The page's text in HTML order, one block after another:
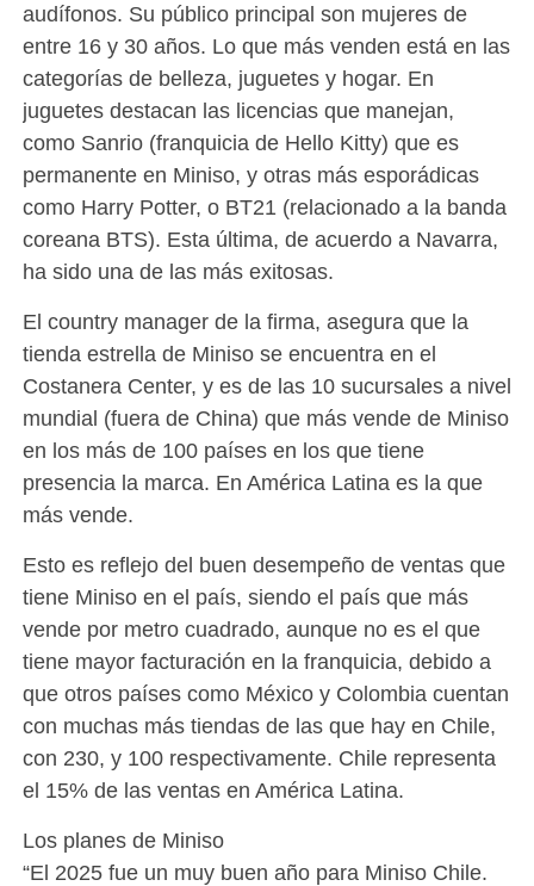
audífonos. Su público principal son mujeres de
entre 16 y 30 años. Lo que más venden está en las
categorías de belleza, juguetes y hogar. En
juguetes destacan las licencias que manejan,
como Sanrio (franquicia de Hello Kitty) que es
permanente en Miniso, y otras más esporádicas
como Harry Potter, o BT21 (relacionado a la banda
coreana BTS). Esta última, de acuerdo a Navarra,
ha sido una de las más exitosas.
El country manager de la firma, asegura que la
tienda estrella de Miniso se encuentra en el
Costanera Center, y es de las 10 sucursales a nivel
mundial (fuera de China) que más vende de Miniso
en los más de 100 países en los que tiene
presencia la marca. En América Latina es la que
más vende.
Esto es reflejo del buen desempeño de ventas que
tiene Miniso en el país, siendo el país que más
vende por metro cuadrado, aunque no es el que
tiene mayor facturación en la franquicia, debido a
que otros países como México y Colombia cuentan
con muchas más tiendas de las que hay en Chile,
con 230, y 100 respectivamente. Chile representa
el 15% de las ventas en América Latina.
Los planes de Miniso
“El 2025 fue un muy buen año para Miniso Chile.